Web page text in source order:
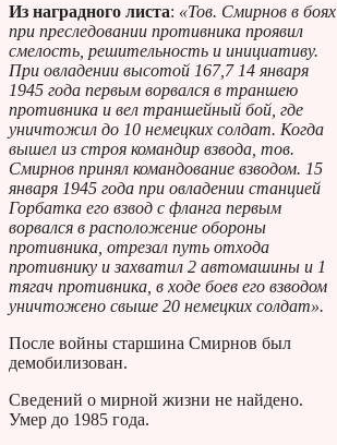
Из наградного листа: «Тов. Смирнов в боях
при преследовании противника проявил
смелость, решительность и инициативу.
При овладении высотой 167,7 14 января
1945 года первым ворвался в траншею
противника и вел траншейный бой, где
уничтожил до 10 немецких солдат. Когда
вышел из строя командир взвода, тов.
Смирнов принял командование взводом. 15
января 1945 года при овладении станцией
Горбатка его взвод с фланга первым
ворвался в расположение обороны
противника, отрезал путь отхода
противнику и захватил 2 автомашины и 1
тягач противника, в ходе боев его взводом
уничтожено свыше 20 немецких солдат».
После войны старшина Смирнов был
демобилизован.
Сведений о мирной жизни не найдено.
Умер до 1985 года.